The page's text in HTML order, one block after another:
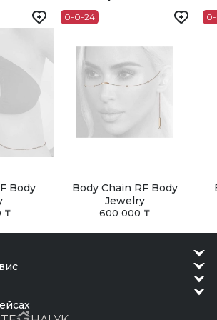
подтверждения готовности.
Body
₸
0-0-24
Body Chain RF Body
Jewelry
600 000 ₸